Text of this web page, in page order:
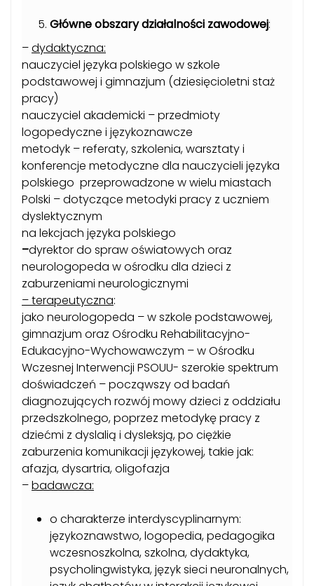
Główne obszary działalności zawodowej:
–dydaktyczna:
nauczyciel języka polskiego w szkole
podstawowej i gimnazjum (dziesięcioletni staż
pracy)
nauczyciel akademicki – przedmioty
logopedyczne i językoznawcze
metodyk – referaty, szkolenia, warsztaty i
konferencje metodyczne dla nauczycieli języka
polskiego przeprowadzone w wielu miastach
Polski – dotyczące metodyki pracy z uczniem
dyslektycznym
na lekcjach języka polskiego
–dyrektor do spraw oświatowych oraz
neurologopeda w ośrodku dla dzieci z
zaburzeniami neurologicznymi
– terapeutyczna:
jako neurologopeda – w szkole podstawowej,
gimnazjum oraz Ośrodku Rehabilitacyjno-
Edukacyjno-Wychowawczym – w Ośrodku
Wczesnej Interwencji PSOUU- szerokie spektrum
doświadczeń – począwszy od badań
diagnozujących rozwój mowy dzieci z oddziału
przedszkolnego, poprzez metodykę pracy z
dziećmi z dyslalią i dysleksją, po ciężkie
zaburzenia komunikacji językowej, takie jak:
afazja, dysartria, oligofazja
–badawcza:
o charakterze interdyscyplinarnym:
językoznawstwo, logopedia, pedagogika
wczesnoszkolna, szkolna, dydaktyka,
psycholingwistyka, język sieci neuronalnych,